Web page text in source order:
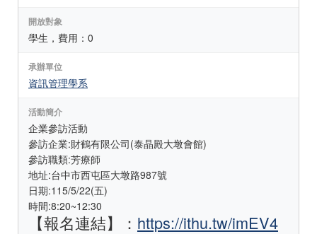
開放對象
學生，費用：0
承辦單位
資訊管理學系
活動簡介
企業參訪活動
參訪企業:財鶴有限公司(泰晶殿大墩會館)
參訪職類:芳療師
地址:台中市西屯區大墩路987號
日期:115/5/22(五)
時間:8:20~12:30
【報名連結】： https://ithu.tw/imEV4